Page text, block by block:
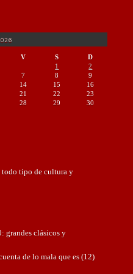
V S
D
1
2
7 8
9
14 15
16
21 22
23
28 29
30
tipo de cultura y
grandes clásicos y
de lo mala que es(12)